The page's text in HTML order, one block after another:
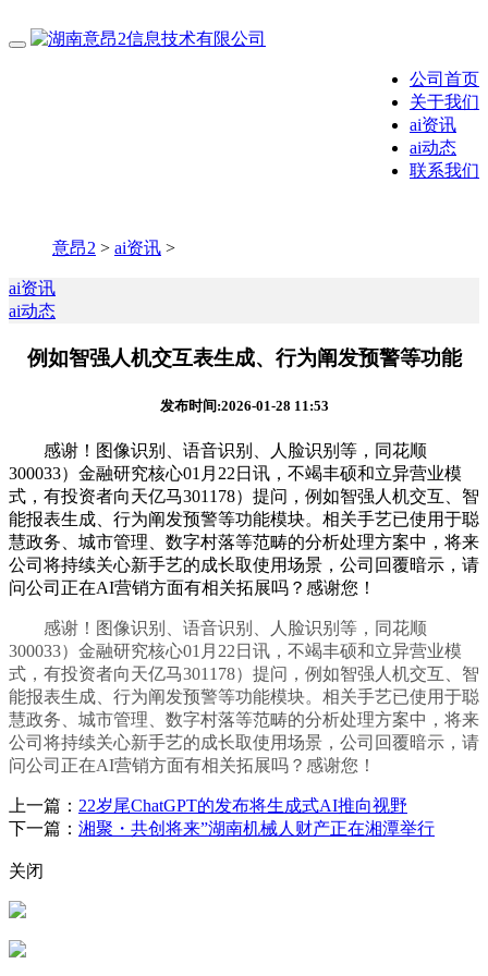
公司首页
关于我们
ai资讯
ai动态
联系我们
意昂2 > ai资讯 >
ai资讯
ai动态
例如智强人机交互表生成、行为阐发预警等功能
发布时间:2026-01-28 11:53
感谢！图像识别、语音识别、人脸识别等，同花顺
300033）金融研究核心01月22日讯，不竭丰硕和立异营业模
式，有投资者向天亿马301178）提问，例如智强人机交互、智
能报表生成、行为阐发预警等功能模块。相关手艺已使用于聪
慧政务、城市管理、数字村落等范畴的分析处理方案中，将来
公司将持续关心新手艺的成长取使用场景，公司回覆暗示，请
问公司正在AI营销方面有相关拓展吗？感谢您！
感谢！图像识别、语音识别、人脸识别等，同花顺
300033）金融研究核心01月22日讯，不竭丰硕和立异营业模
式，有投资者向天亿马301178）提问，例如智强人机交互、智
能报表生成、行为阐发预警等功能模块。相关手艺已使用于聪
慧政务、城市管理、数字村落等范畴的分析处理方案中，将来
公司将持续关心新手艺的成长取使用场景，公司回覆暗示，请
问公司正在AI营销方面有相关拓展吗？感谢您！
上一篇： 22岁尾ChatGPT的发布将生成式AI推向视野
下一篇： 湘聚・共创将来”湖南机械人财产正在湘潭举行
关闭